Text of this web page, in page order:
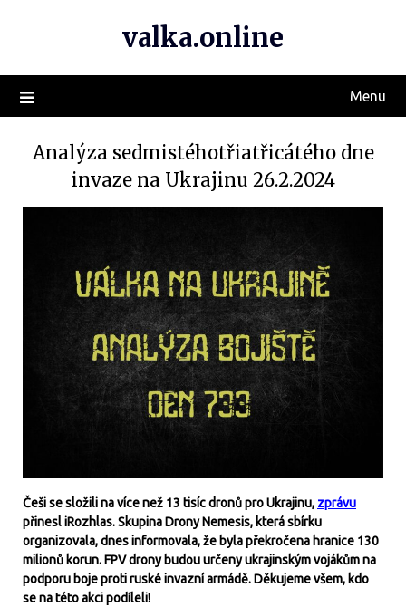
valka.online
Menu
Analýza sedmistéhotřiatřicátého dne
invaze na Ukrajinu 26.2.2024
Češi se složili na více než 13 tisíc dronů pro Ukrajinu, zprávu
přinesl iRozhlas. Skupina Drony Nemesis, která sbírku
organizovala, dnes informovala, že byla překročena hranice 130
milionů korun. FPV drony budou určeny ukrajinským vojákům na
podporu boje proti ruské invazní armádě. Děkujeme všem, kdo
se na této akci podíleli!